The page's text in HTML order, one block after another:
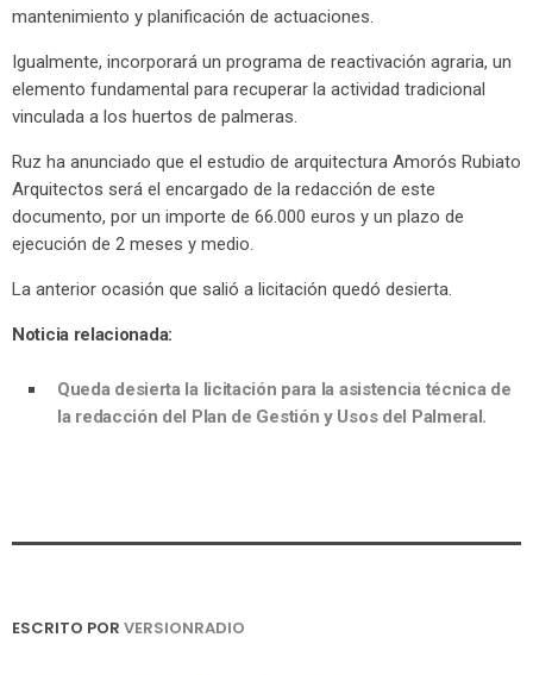
mantenimiento y planificación de actuaciones.
Igualmente, incorporará un programa de reactivación agraria, un
elemento fundamental para recuperar la actividad tradicional
vinculada a los huertos de palmeras.
Ruz ha anunciado que el estudio de arquitectura Amorós Rubiato
Arquitectos será el encargado de la redacción de este
documento, por un importe de 66.000 euros y un plazo de
ejecución de 2 meses y medio.
La anterior ocasión que salió a licitación quedó desierta.
Noticia relacionada:
Queda desierta la licitación para la asistencia técnica de
la redacción del Plan de Gestión y Usos del Palmeral.
ESCRITO POR VERSIONRADIO